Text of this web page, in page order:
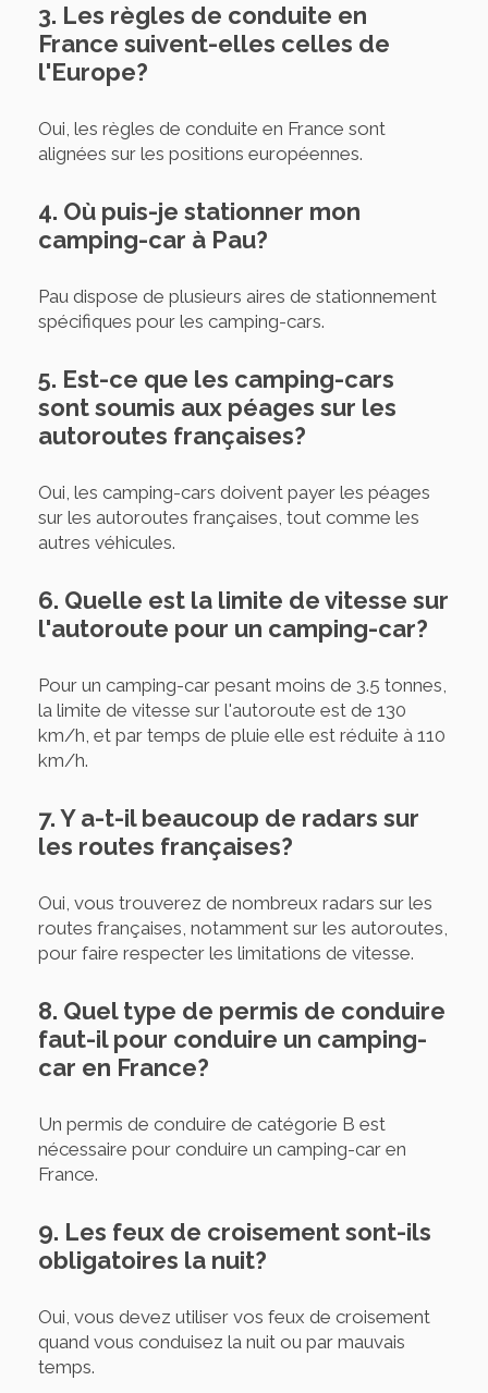
3. Les règles de conduite en
France suivent-elles celles de
l'Europe?
Oui, les règles de conduite en France sont
alignées sur les positions européennes.
4. Où puis-je stationner mon
camping-car à Pau?
Pau dispose de plusieurs aires de stationnement
spécifiques pour les camping-cars.
5. Est-ce que les camping-cars
sont soumis aux péages sur les
autoroutes françaises?
Oui, les camping-cars doivent payer les péages
sur les autoroutes françaises, tout comme les
autres véhicules.
6. Quelle est la limite de vitesse sur
l'autoroute pour un camping-car?
Pour un camping-car pesant moins de 3.5 tonnes,
la limite de vitesse sur l'autoroute est de 130
km/h, et par temps de pluie elle est réduite à 110
km/h.
7. Y a-t-il beaucoup de radars sur
les routes françaises?
Oui, vous trouverez de nombreux radars sur les
routes françaises, notamment sur les autoroutes,
pour faire respecter les limitations de vitesse.
8. Quel type de permis de conduire
faut-il pour conduire un camping-
car en France?
Un permis de conduire de catégorie B est
nécessaire pour conduire un camping-car en
France.
9. Les feux de croisement sont-ils
obligatoires la nuit?
Oui, vous devez utiliser vos feux de croisement
quand vous conduisez la nuit ou par mauvais
temps.